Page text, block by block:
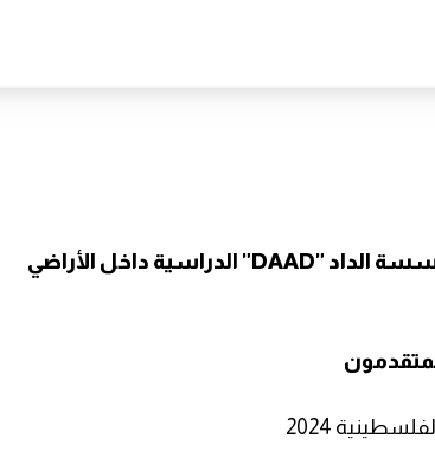
نعرض لكم منحة مؤسسة الداد "DAAD" الدراسية داخل الأراضي
2024